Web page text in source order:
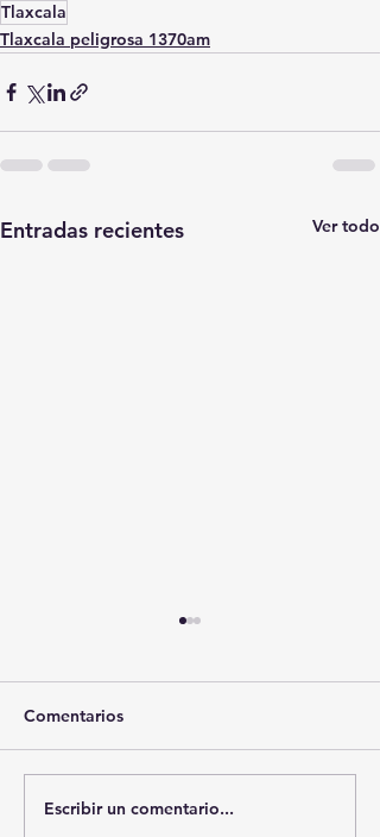
Tlaxcala
Tlaxcala peligrosa 1370am
Entradas recientes Ver todo
🚨🚔 CAPTURAN EN
Comentarios
Escribir un comentario...